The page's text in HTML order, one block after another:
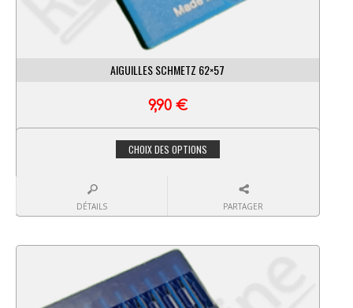
AIGUILLES SCHMETZ 62×57
9,90 €
CHOIX DES OPTIONS
DÉTAILS PARTAGER